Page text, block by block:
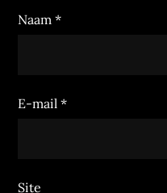
Naam*
E-mail*
Site